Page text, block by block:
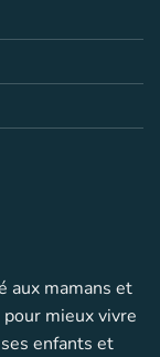
aux mamans et
mieux vivre
enfants et